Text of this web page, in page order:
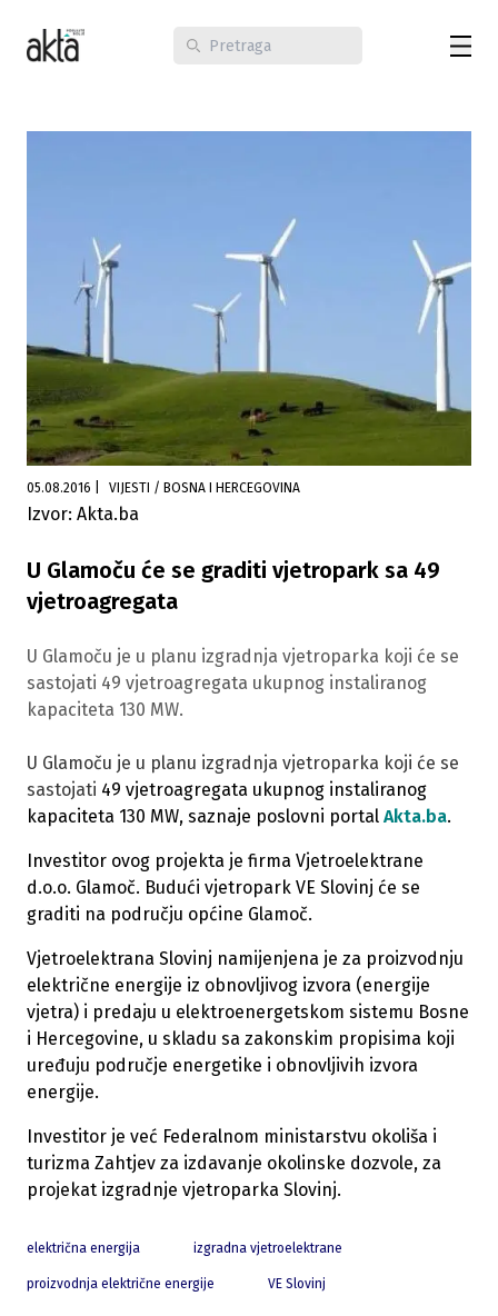
05.08.2016 VIJESTI / BOSNA I HERCEGOVINA
Izvor: Akta.ba
U Glamoču će se graditi vjetropark sa 49
vjetroagregata
U Glamoču je u planu izgradnja vjetroparka koji će se
sastojati 49 vjetroagregata ukupnog instaliranog
kapaciteta 130 MW.
U Glamoču je u planu izgradnja vjetroparka koji će se
sastojati 49 vjetroagregata ukupnog instaliranog
kapaciteta 130 MW, saznaje poslovni portal Akta.ba.
Investitor ovog projekta je firma Vjetroelektrane
d.o.o. Glamoč. Budući vjetropark VE Slovinj će se
graditi na području općine Glamoč.
Vjetroelektrana Slovinj namijenjena je za proizvodnju
električne energije iz obnovljivog izvora (energije
vjetra) i predaju u elektroenergetskom sistemu Bosne
i Hercegovine, u skladu sa zakonskim propisima koji
uređuju područje energetike i obnovljivih izvora
energije.
Investitor je već Federalnom ministarstvu okoliša i
turizma Zahtjev za izdavanje okolinske dozvole, za
projekat izgradnje vjetroparka Slovinj.
električna energija izgradna vjetroelektrane
proizvodnja električne energije VE Slovinj